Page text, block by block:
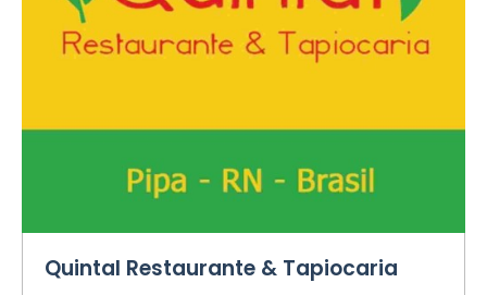
Quintal Restaurante & Tapiocaria